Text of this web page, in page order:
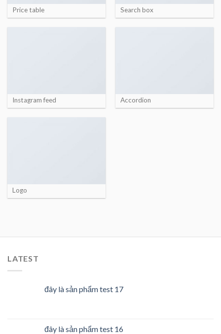
Price table Search box
Instagram feed Accordion
Logo
LATEST
đây là sản phẩm test 17
đây là sản phẩm test 16